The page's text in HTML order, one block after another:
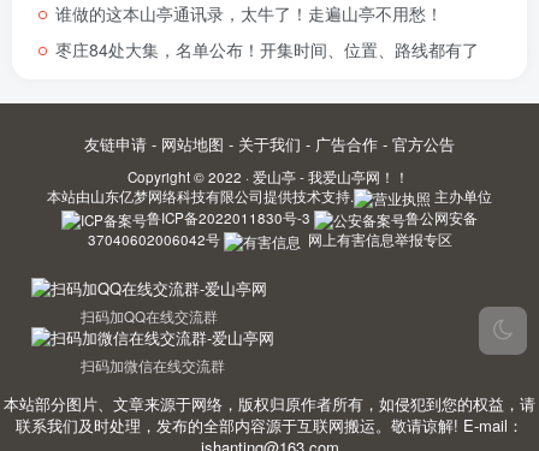
谁做的这本山亭通讯录，太牛了！走遍山亭不用愁！
枣庄84处大集，名单公布！开集时间、位置、路线都有了
友链申请 - 网站地图 - 关于我们 - 广告合作 - 官方公告
Copyright © 2022 · 爱山亭 - 我爱山亭网！！
本站由山东亿梦网络科技有限公司提供技术支持.
主办单位
鲁ICP备2022011830号-3
鲁公网安备
37040602006042号
网上有害信息举报专区
扫码加QQ在线交流群
扫码加微信在线交流群
本站部分图片、文章来源于网络，版权归原作者所有，如侵犯到您的权益，请
联系我们及时处理，发布的全部内容源于互联网搬运。敬请谅解! E-mail：